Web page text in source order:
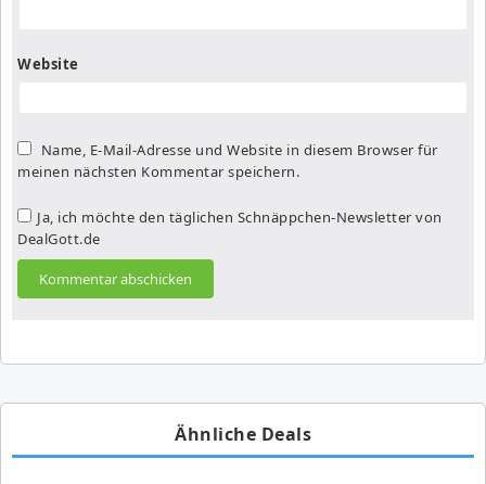
Website
Name, E-Mail-Adresse und Website in diesem Browser für
meinen nächsten Kommentar speichern.
Ja, ich möchte den täglichen Schnäppchen-Newsletter von
DealGott.de
Ähnliche Deals